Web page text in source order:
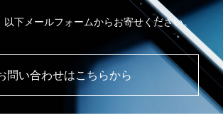
以下メールフォームからお寄せください。
問い合わせはこちらから